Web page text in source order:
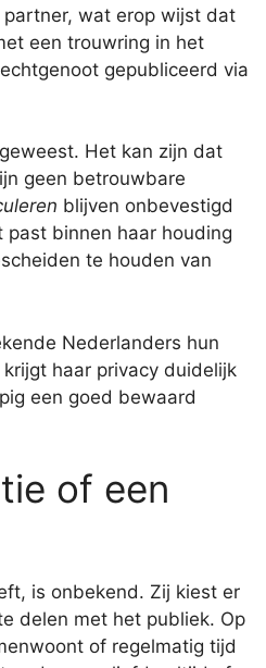
wat erop wijst dat
een trouwring in het
gepubliceerd via
Het kan zijn dat
geen betrouwbare
blijven onbevestigd
binnen haar houding
te houden van
Nederlanders hun
haar privacy duidelijk
een goed bewaard
of een
is onbekend. Zij kiest er
delen met het publiek. Op
of regelmatig tijd